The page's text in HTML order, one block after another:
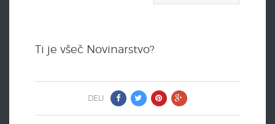
Ti je všeč Novinarstvo?
DELI